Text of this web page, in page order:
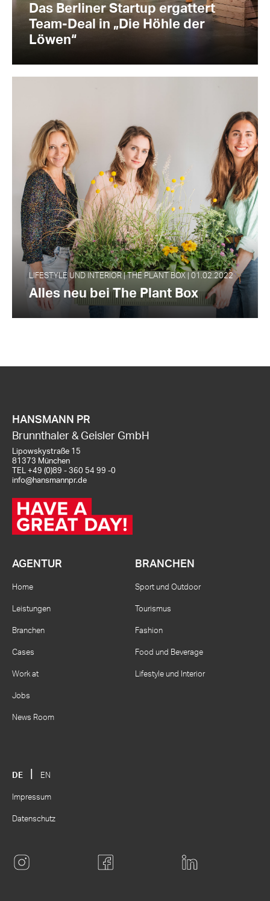
Das Berliner Startup ergattert
Team-Deal in „Die Höhle der
Löwen“
LIFESTYLE UND INTERIOR | THE PLANT BOX | 01.02.2022
Alles neu bei The Plant Box
HANSMANN PR
Brunnthaler & Geisler GmbH
Lipowskystraße 15
81373 München
TEL +49 (0)89 - 360 54 99 -0
info@hansmannpr.de
AGENTUR
Home
Leistungen
Branchen
Cases
Work at
Jobs
News Room
BRANCHEN
Sport und Outdoor
Tourismus
Fashion
Food und Beverage
Lifestyle und Interior
DE EN
Impressum
Datenschutz